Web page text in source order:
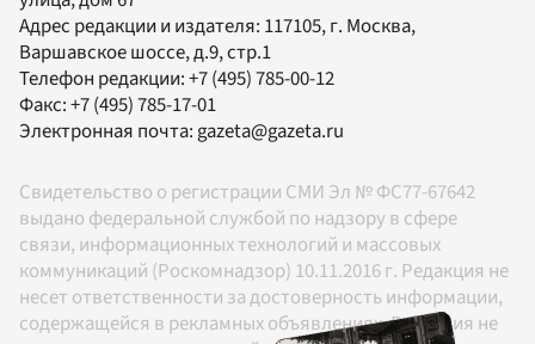
Адрес редакции и издателя: 117105, г. Москва,
Варшавское шоссе, д.9, стр.1
Телефон редакции:+7 (495) 785-00-12
Факс:+7 (495) 785-17-01
Электронная почта:gazeta@gazeta.ru
Свидетельство о регистрации СМИ Эл № ФС77-67642
выдано федеральной службой по надзору в сфере
связи, информационных технологий и массовых
коммуникаций (Роскомнадзор) 10.11.2016 г. Редакция не
несет ответственности за достоверность информации,
содержащейся в рекламных объявлениях. Редакция не